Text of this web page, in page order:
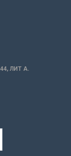
ЛИТ А.